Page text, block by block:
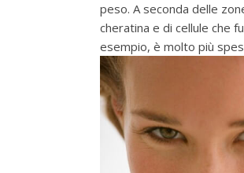
peso. A seconda delle
cheratina e di cellule che
esempio, è molto più